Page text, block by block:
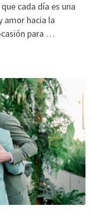
cada día es una
amor hacia la
para …